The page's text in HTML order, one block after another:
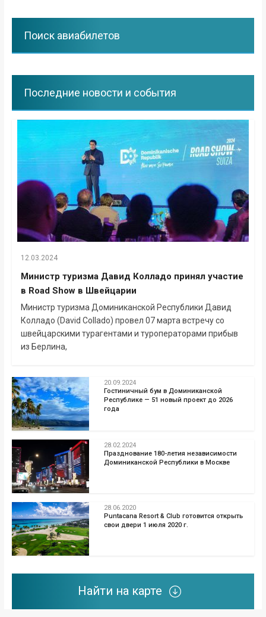
Поиск авиабилетов
Последние новости и события
12.03.2024
Министр туризма Давид Колладо принял участие
в Road Show в Швейцарии
Министр туризма Доминиканской Республики Давид
Колладо (David Collado) провел 07 марта встречу со
швейцарскими турагентами и туроператорами прибыв
из Берлина,
20.09.2024
Гостиничный бум в Доминиканской
Республике — 51 новый проект до 2026
года
28.02.2024
Празднование 180-летия независимости
Доминиканской Республики в Москве
28.06.2020
Puntacana Resort & Club готовится открыть
свои двери 1 июля 2020 г.
Найти на карте